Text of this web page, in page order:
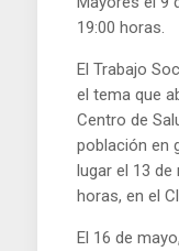
19:00 horas.
El Trabajo
el tema que
Centro de
población en
lugar el 13 de
horas, en el
El 16 de